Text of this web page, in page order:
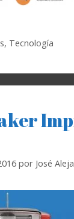
, Tecnología
por José